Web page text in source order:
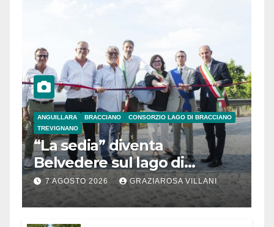
ANGUILLARA BRACCIANO
CONSORZIO LAGO DI BRACCIANO
TREVIGNANO
“La sedia” diventa
Belvedere sul lago di
Bracciano: ieri
l’inaugurazione
7 AGOSTO 2026 GRAZIAROSA VILLANI